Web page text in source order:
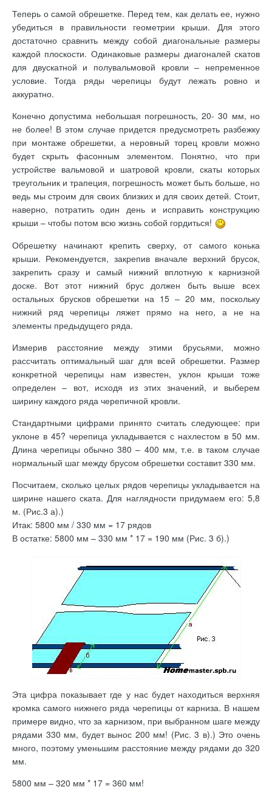
Теперь о самой обрешетке. Перед тем, как делать ее, нужно
убедиться в правильности геометрии крыши. Для этого
достаточно сравнить между собой диагональные размеры
каждой плоскости. Одинаковые размеры диагоналей скатов
для двускатной и полувальмовой кровли – непременное
условие. Тогда ряды черепицы будут лежать ровно и
аккуратно.
Конечно допустима небольшая погрешность, 20- 30 мм, но
не более! В этом случае придется предусмотреть разбежку
при монтаже обрешетки, а неровный торец кровли можно
будет скрыть фасонным элементом. Понятно, что при
устройстве вальмовой и шатровой кровли, скаты которых
треугольник и трапеция, погрешность может быть больше, но
ведь мы строим для своих близких и для своих детей. Стоит,
наверно, потратить один день и исправить конструкцию
крыши – чтобы потом всю жизнь собой гордиться!
Обрешетку начинают крепить сверху, от самого конька
крыши. Рекомендуется, закрепив вначале верхний брусок,
закрепить сразу и самый нижний вплотную к карнизной
доске. Вот этот нижний брус должен быть выше всех
остальных брусков обрешетки на 15 – 20 мм, поскольку
нижний ряд черепицы ляжет прямо на него, а не на
элементы предыдущего ряда.
Измерив расстояние между этими брусьями, можно
рассчитать оптимальный шаг для всей обрешетки. Размер
конкретной черепицы нам известен, уклон крыши тоже
определен – вот, исходя из этих значений, и выберем
ширину каждого ряда черепичной кровли.
Стандартными цифрами принято считать следующее: при
уклоне в 45? черепица укладывается с нахлестом в 50 мм.
Длина черепицы обычно 380 – 400 мм, т.е. в таком случае
нормальный шаг между брусом обрешетки составит 330 мм.
Посчитаем, сколько целых рядов черепицы укладывается на
ширине нашего ската. Для наглядности придумаем его: 5,8
м. (Рис.3 а).)
Итак: 5800 мм / 330 мм = 17 рядов
В остатке: 5800 мм – 330 мм * 17 = 190 мм (Рис. 3 б).)
Эта цифра показывает где у нас будет находиться верхняя
кромка самого нижнего ряда черепицы от карниза. В нашем
примере видно, что за карнизом, при выбранном шаге между
рядами 330 мм, будет вынос 200 мм! (Рис. 3 в).) Это очень
много, поэтому уменьшим расстояние между рядами до 320
мм.
5800 мм – 320 мм * 17 = 360 мм!